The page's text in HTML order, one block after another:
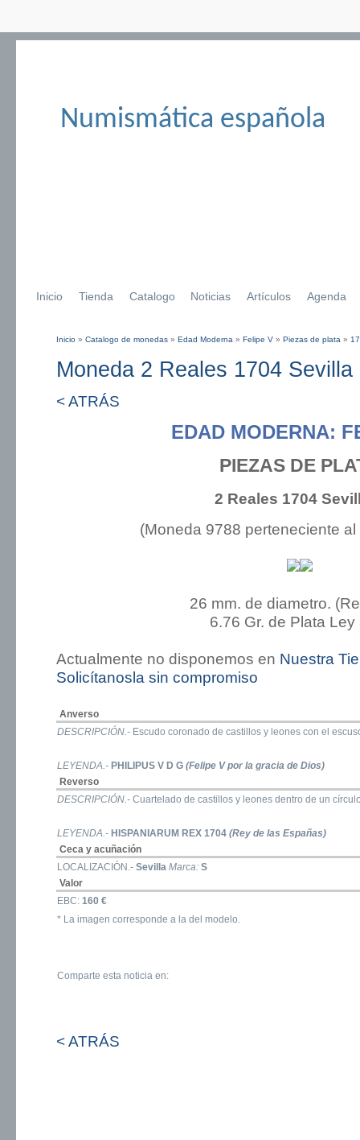
Numismática española
Inicio Tienda Catalogo Noticias Artículos Agenda
Inicio » Catalogo de monedas » Edad Moderna » Felipe V » Piezas de plata »
Moneda 2 Reales 1704 Sevilla
< ATRÁS
EDAD MODERNA:
PIEZAS DE
2 Reales 1704
(Moneda 9788 perteneciente al
26 mm. de diametro.
6.76 Gr. de Plata Ley
Actualmente no disponemos en Nuestra
Solicítanosla sin compromiso
Anverso
DESCRIPCIÓN.- Escudo coronado de castillos y leones con el
LEYENDA.- PHILIPUS V D G (Felipe V por la gracia de Dios)
Reverso
DESCRIPCIÓN.- Cuartelado de castillos y leones dentro de un
LEYENDA.- HISPANIARUM REX 1704 (Rey de las Españas)
Ceca y acuñación
LOCALIZACIÓN.- Sevilla Marca: S
Valor
EBC: 160 €
* La imagen corresponde a la del modelo.
Comparte esta noticia en:
< ATRÁS